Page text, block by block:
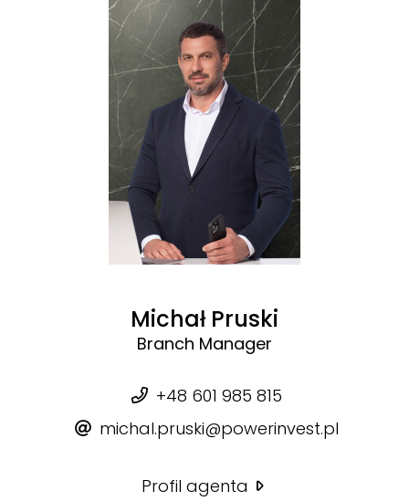
Michał Pruski
Branch Manager
+48 601 985 815
michal.pruski@powerinvest.pl
Profil agenta